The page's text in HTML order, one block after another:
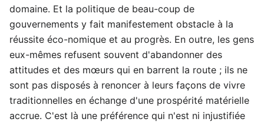
domaine. Et la politique de beau-coup de
gouvernements y fait manifestement obstacle à la
réussite éco-nomique et au progrès. En outre, les gens
eux-mêmes refusent souvent d'abandonner des
attitudes et des mœurs qui en barrent la route ; ils ne
sont pas disposés à renoncer à leurs façons de vivre
traditionnelles en échange d'une prospérité matérielle
accrue. C'est là une préférence qui n'est ni injustifiée